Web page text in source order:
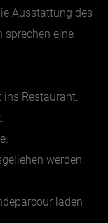
Ausstattung des
sprechen eine
ins Restaurant.
werden.
laden